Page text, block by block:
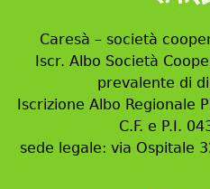
Caresà – società
Iscr. Albo Società
prevalente di
Iscrizione Albo Regionale
C.F. e P.I.
sede legale: via Ospitale